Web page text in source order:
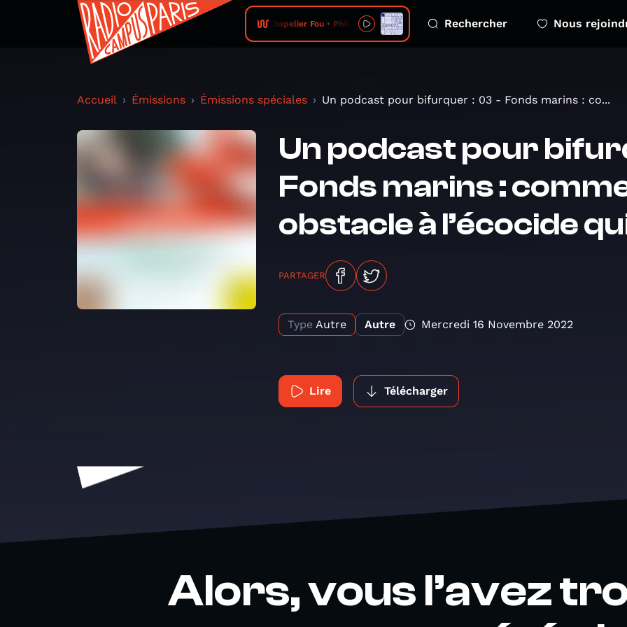
Chapelier Fou • Philémon Rechercher Nous
Accueil Émissions Émissions spéciales Un podcast pour bifurquer : 03 - Fonds marins : co...
Un podcast pour
Fonds marins :
obstacle à l’écocide
PARTAGER
Type Autre Autre Mercredi 16 Novembre 2022
Lire Télécharger
Alors, vous l’avez